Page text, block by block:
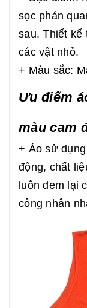
sọc phản
sau. Thiết kế
các vật nhỏ.
+ Màu sắc:
Ưu điểm
màu cam
+ Áo sử
động, chất
luôn đem lại
công nhân